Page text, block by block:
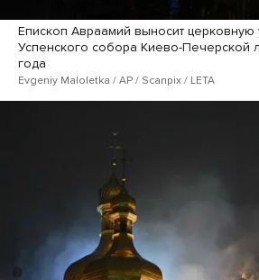
Епископ Авраамий выносит церковную
Успенского собора Киево-Печерской
года
Evgeniy Maloletka / AP / Scanpix / LETA